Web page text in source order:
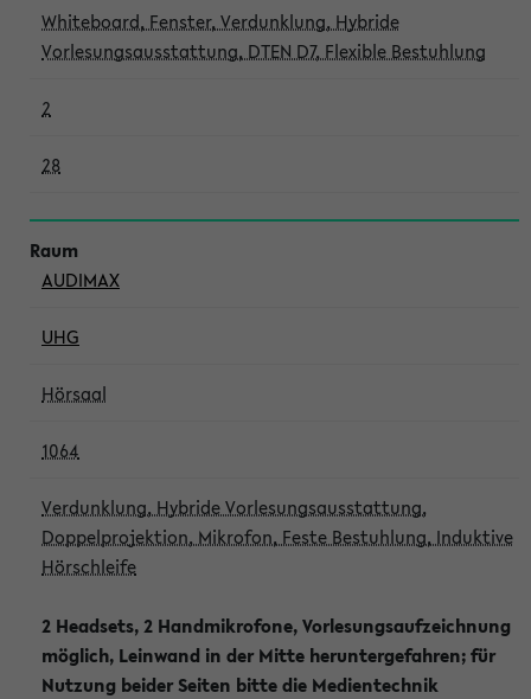
Whiteboard, Fenster, Verdunklung, Hybride
Vorlesungsausstattung, DTEN D7, Flexible Bestuhlung
2
28
AUDIMAX
UHG
Hörsaal
1064
Verdunklung, Hybride Vorlesungsausstattung,
Doppelprojektion, Mikrofon, Feste Bestuhlung, Induktive
Hörschleife
2 Headsets, 2 Handmikrofone, Vorlesungsaufzeichnung
möglich, Leinwand in der Mitte heruntergefahren; für
Nutzung beider Seiten bitte die Medientechnik